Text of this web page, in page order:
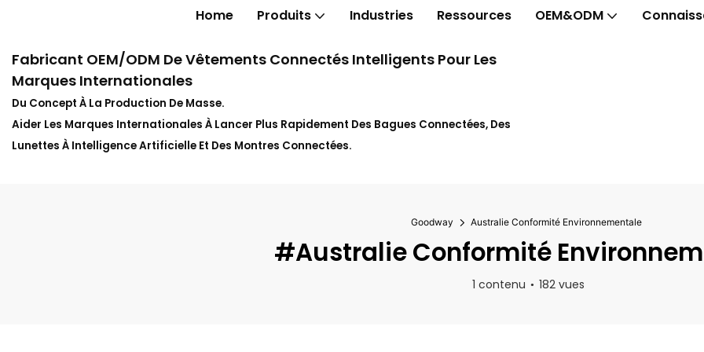
Home Produits Industries Ressources OEM&ODM
Fabricant OEM/ODM De Vêtements Connectés Intelligents Pour Les
Marques Internationales
Du Concept À La Production De Masse.
Aider Les Marques Internationales À Lancer Plus Rapidement Des Bagues Connectées, Des
Lunettes À Intelligence Artificielle Et Des Montres Connectées.
Goodway Australie Conformité Environnementale
#Australie Conformité
1 contenu 182 vues